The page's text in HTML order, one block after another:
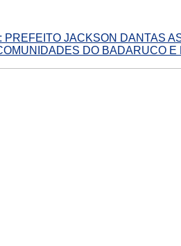
PREFEITO JACKSON DANTAS
DO BADARUCO E